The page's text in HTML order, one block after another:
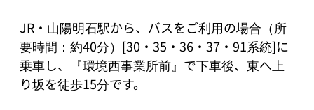
JR・山陽明石駅から、バスをご利用の場合（所
要時間：約40分）[30・35・36・37・91系統]に
乗車し、『環境西事業所前』で下車後、東へ上
り坂を徒歩15分です。